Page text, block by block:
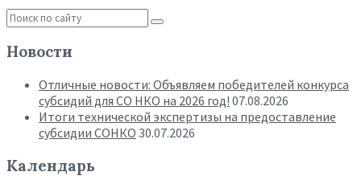
Новости
Отличные новости: Объявляем победителей конкурса
субсидий для СО НКО на 2026 год! 07.08.2026
Итоги технической экспертизы на предоставление
субсидии СОНКО 30.07.2026
Календарь